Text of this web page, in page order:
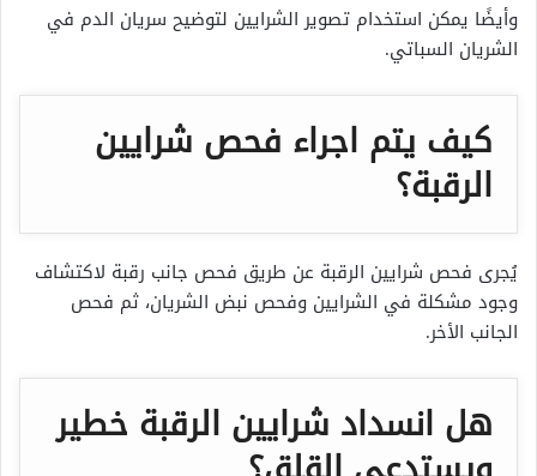
وأيضًا يمكن استخدام تصوير الشرايين لتوضيح سريان الدم في
الشريان السباتي.
كيف يتم اجراء فحص شرايين
الرقبة؟
يُجرى فحص شرايين الرقبة عن طريق فحص جانب رقبة لاكتشاف
وجود مشكلة في الشرايين وفحص نبض الشريان، ثم فحص
الجانب الأخر.
هل انسداد شرايين الرقبة خطير